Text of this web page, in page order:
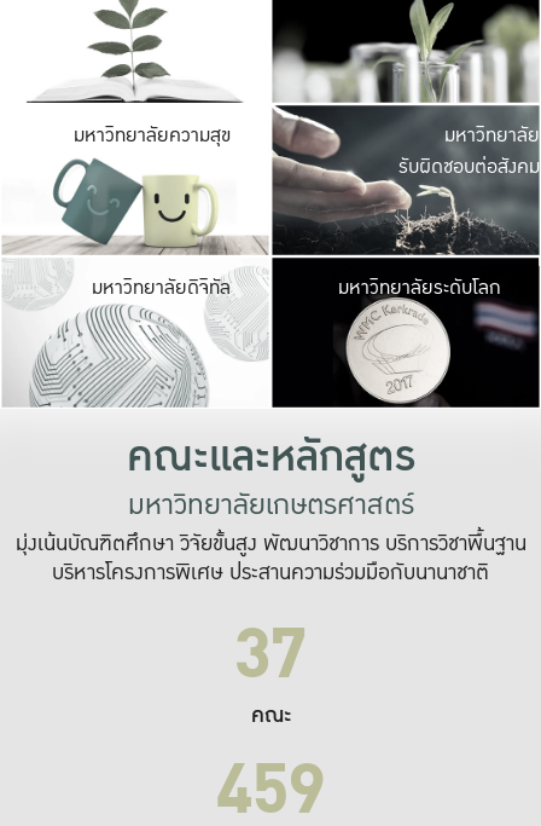
มีพื้นที่เขียวสดใส
เป็นป่าในเมือง เกษต
มหาวิทยาลัยความสุข มหาวิ
ค
เปิดประ
และพบเรื่องราวใ
มหาวิทยาลัย
รับผิดชอบต่อสังคม
มหาวิทยาลัยดิจิทัล มหาวิ
เปลี่ยนแปลง แล
เพื่อทำง
ระบบสารสนเทศ
มหาวิทยาลัยระดับโลก
คณะและหลักสูตร
มหาวิทยาลัยเกษตรศาสตร์
มุ่งเน้นบัณฑิตศึกษา วิจัยขั้นสูง พัฒนาวิชาการ บริการวิชาพื้นฐาน
บริหารโครงการพิเศษ ประสานความร่วมมือกับนานาชาติ
37
คณะ
459